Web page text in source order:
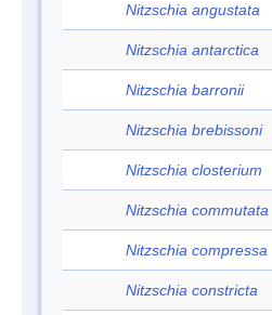
Nitzschia angustata
Nitzschia antarctica
Nitzschia barronii
Nitzschia brebissoni
Nitzschia closterium
Nitzschia commutata
Nitzschia compressa
Nitzschia constricta